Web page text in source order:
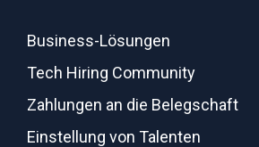
Business-Lösungen
Tech Hiring Community
Zahlungen an die Belegschaft
Einstellung von Talenten